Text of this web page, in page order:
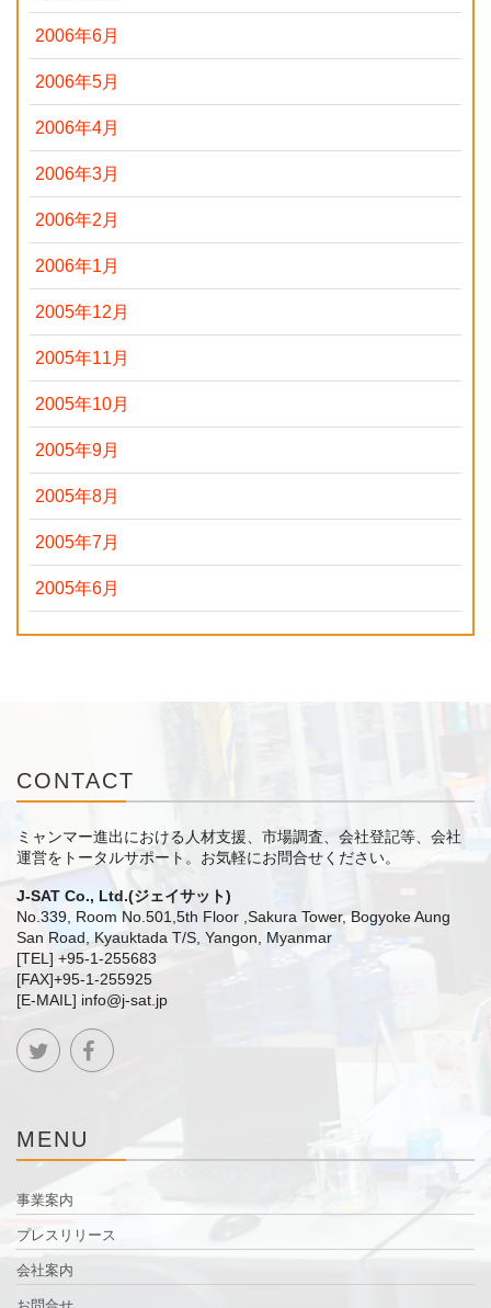
2006年6月
2006年5月
2006年4月
2006年3月
2006年2月
2006年1月
2005年12月
2005年11月
2005年10月
2005年9月
2005年8月
2005年7月
2005年6月
CONTACT
ミャンマー進出における人材支援、市場調査、会社登記等、会社
運営をトータルサポート。 お気軽にお問合せください。
J-SAT Co., Ltd.(ジェイサット)
No.339, Room No.501,5th Floor ,Sakura Tower, Bogyoke Aung
San Road, Kyauktada T/S, Yangon, Myanmar
[TEL] +95-1-255683
[FAX]+95-1-255925
[E-MAIL] info@j-sat.jp
MENU
事業案内
プレスリリース
会社案内